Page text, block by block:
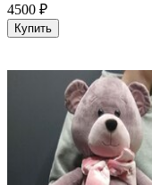
4500 ₽
Купить